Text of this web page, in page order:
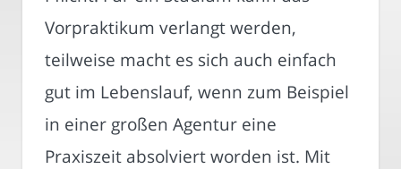
Vorpraktikum verlangt werden,
teilweise macht es sich auch einfach
gut im Lebenslauf, wenn zum Beispiel
in einer großen Agentur eine
Praxiszeit absolviert worden ist. Mit